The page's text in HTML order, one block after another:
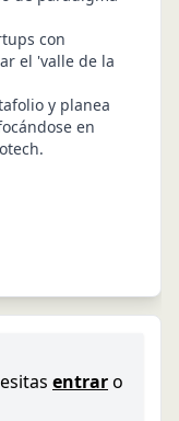
con
el 'valle de la
y planea
en
entraro